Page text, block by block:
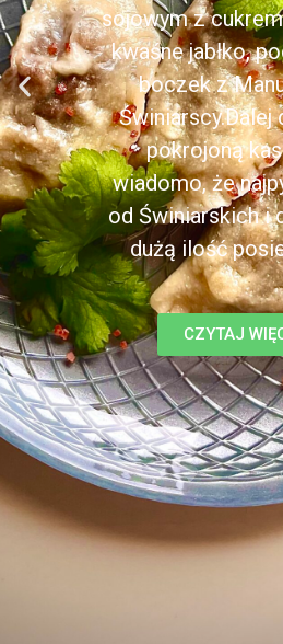
sojowym z
kwaśne jabłko,
boczek z
Świniarscy.Dalej
pokrojoną
wiadomo, że
od Świniarskich i
dużą ilość
CZYTAJ